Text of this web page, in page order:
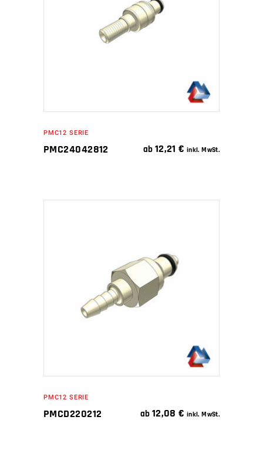
WEITERLESEN
PMC12 SERIE
PMC24042812 ab 12,21€ inkl. MwSt.
IN DEN WARENKORB
PMC12 SERIE
PMCD220212 ab 12,08€ inkl. MwSt.